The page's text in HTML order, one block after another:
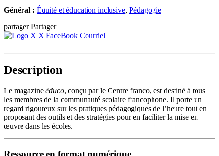
Général : Équité et éducation inclusive, Pédagogie
partagerPartager
X FaceBook Courriel
Description
Le magazine éduco, conçu par le Centre franco, est destiné à tous
les membres de la communauté scolaire francophone. Il porte un
regard rigoureux sur les pratiques pédagogiques de l’heure tout en
proposant des outils et des stratégies pour en faciliter la mise en
œuvre dans les écoles.
Ressource en format numérique